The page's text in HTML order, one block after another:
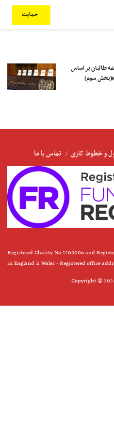
حمایت
طالبان بر اساس
سوم)
و خطوط کاری تماس با ما
Registered Charity No 1208006 and
in England & Wales - Registered office
Copyright ©